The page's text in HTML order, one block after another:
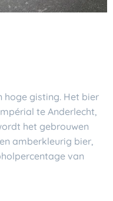
hoge gisting. Het bier
te Anderlecht,
het gebrouwen
amberkleurig bier,
van